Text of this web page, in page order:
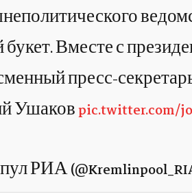
Вместе с
пресс-
Ушаковpic.twitter.com/